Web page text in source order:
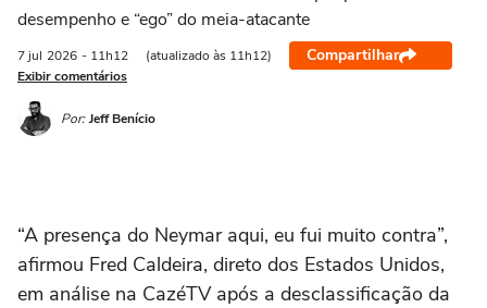
desempenho e “ego” do meia-atacante
7 jul 2026 - 11h12 (atualizado às 11h12) Compartilhar
Exibir comentários
Por: Jeff Benício
“A presença do Neymar aqui, eu fui muito contra”,
afirmou Fred Caldeira, direto dos Estados Unidos,
em análise na CazéTV após a desclassificação da